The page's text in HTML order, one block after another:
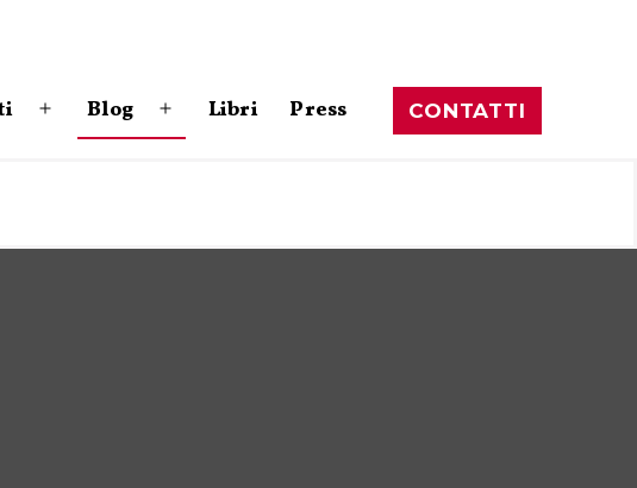
Apri
menu
Blog
Apri
menu
Libri Press CONTATTI